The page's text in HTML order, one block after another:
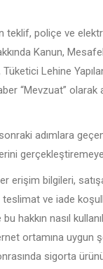
teklif, poliçe ve
Kanun,
Tüketici Lehine
“Mevzuat” olarak
adımlara
erişim bilgileri,
ve iade
hakkın nasıl
ortamına uygun
sigorta ürünü